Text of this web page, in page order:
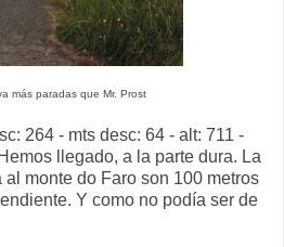
más paradas que Mr. Prost
264 - mts desc: 64 - alt: 711 -
llegado, a la parte dura. La
monte do Faro son 100 metros
Y como no podía ser de